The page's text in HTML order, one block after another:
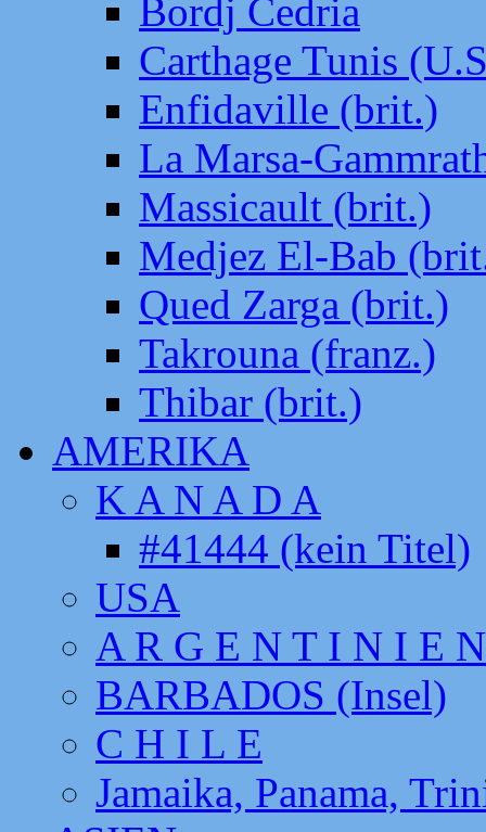
Bordj Cedria
Carthage Tunis
Enfidaville (brit.)
La Marsa-
Massicault (brit.)
Medjez El-Bab
Qued Zarga (brit.)
Takrouna (franz.)
Thibar (brit.)
AMERIKA
K A N A D A
#41444 (kein Titel)
USA
A R G E N T I N I E N
BARBADOS (Insel)
C H I L E
Jamaika, Panama,